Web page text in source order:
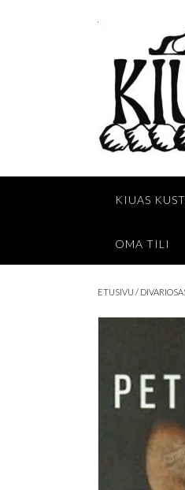
KIUAS
OMA TILI
ETUSIVU /